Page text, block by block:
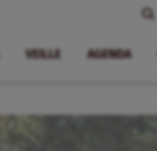
VEILLE AGENDA